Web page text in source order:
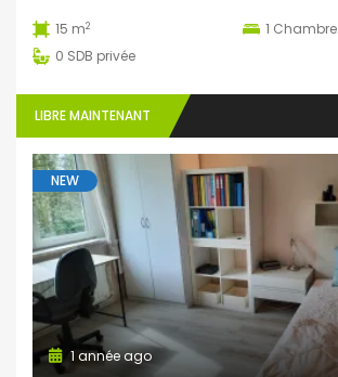
15 m2 1 Chambre
0 SDB privée
LIBRE MAINTENANT
NEW
1 année ago